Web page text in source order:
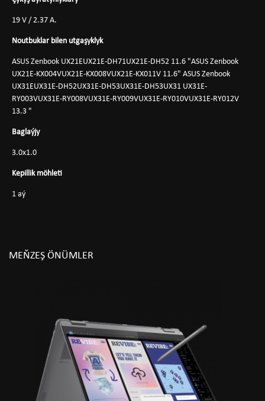
19 V / 2.37 A.
Noutbuklar bilen utgaşyklyk
ASUS Zenbook UX21EUX21E-DH71UX21E-DH52 11.6 "ASUS Zenbook
UX21E-KX004VUX21E-KX008VUX21E-KX011V 11.6" ASUS Zenbook
UX31EUX31E-DH52UX31E-DH53UX31E-DH53UX31 UX31E-
RY003VUX31E-RY008VUX31E-RY009VUX31E-RY010VUX31E-RY012V
13.3 "
Baglaýjy
3.0x1.0
Kepillik möhleti
1 aý
MEŇZEŞ ÖNÜMLER